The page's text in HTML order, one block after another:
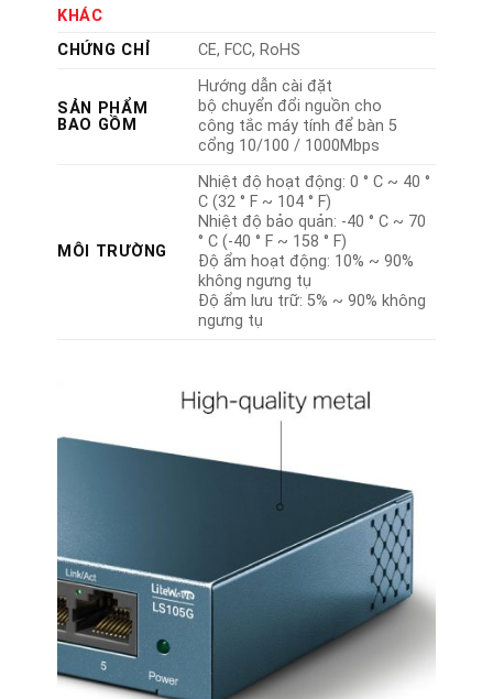
KHÁC
CHỨNG CHỈ
CE, FCC, RoHS
SẢN PHẨM
BAO GỒM
Hướng dẫn cài đặt
bộ chuyển đổi nguồn cho
công tắc máy tính để bàn 5
cổng 10/100 / 1000Mbps
MÔI TRƯỜNG
Nhiệt độ hoạt động: 0 ° C ~ 40 °
C (32 ° F ~ 104 ° F)
Nhiệt độ bảo quản: -40 ° C ~ 70
° C (-40 ° F ~ 158 ° F)
Độ ẩm hoạt động: 10% ~ 90%
không ngưng tụ
Độ ẩm lưu trữ: 5% ~ 90% không
ngưng tụ